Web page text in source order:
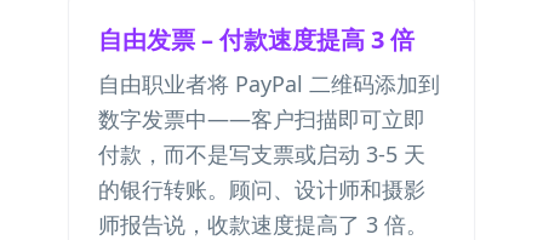
自由发票 – 付款速度提高 3 倍
自由职业者将 PayPal 二维码添加到
数字发票中——客户扫描即可立即
付款，而不是写支票或启动 3-5 天
的银行转账。顾问、设计师和摄影
师报告说，收款速度提高了 3 倍。